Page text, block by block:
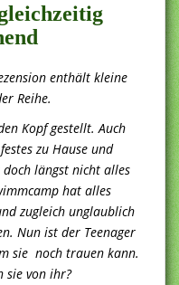
enthält kleine
Reihe.
Kopf gestellt. Auch
zu Hause und
längst nicht alles
hat alles
zugleich unglaublich
Nun ist der Teenager
sie noch trauen kann.
sie von ihr?